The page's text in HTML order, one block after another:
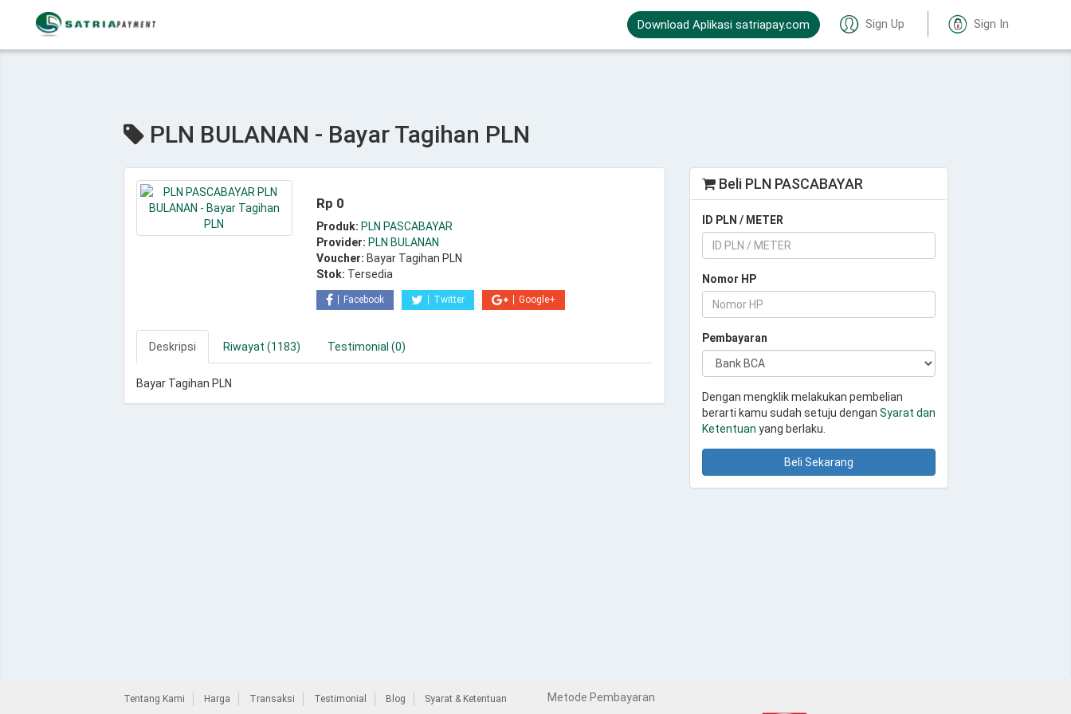
Download Aplikasi satriapay.com Sign Up Sign In
PLN BULANAN - Bayar Tagihan PLN
Rp 0
Produk: PLN PASCABAYAR
Provider: PLN BULANAN
Voucher: Bayar Tagihan PLN
Stok: Tersedia
Facebook Twitter Google+
Deskripsi Riwayat (1183) Testimonial (0)
Bayar Tagihan PLN
Beli PLN PASCABAYAR
ID PLN / METER
Nomor HP
Pembayaran
Dengan mengklik melakukan pembelian
berarti kamu sudah setuju dengan Syarat dan
Ketentuan yang berlaku.
Beli Sekarang
Tentang Kami Harga Transaksi Testimonial Blog Syarat & Ketentuan Metode Pembayaran